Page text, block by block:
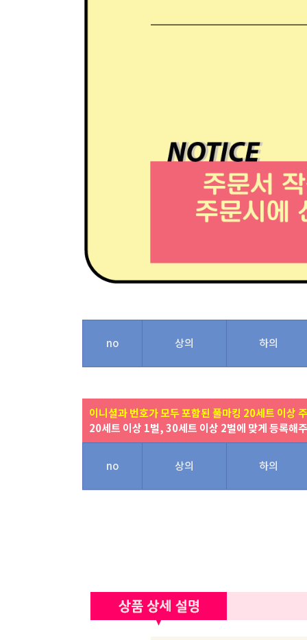
no 상의 하의
이니셜과 번호가 모두 포함된 풀마킹 20세트 이상
20세트 이상 1벌, 30세트 이상 2벌에 맞게 등록해
no 상의 하의